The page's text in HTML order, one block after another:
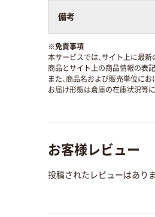
備考
※免責事項
本サービスでは、サイト上に最新
商品とサイト上の商品情報の表
また、商品名および販売単位にお
お届け形態は倉庫の在庫状況等
お客様レビュー
投稿されたレビューはあり